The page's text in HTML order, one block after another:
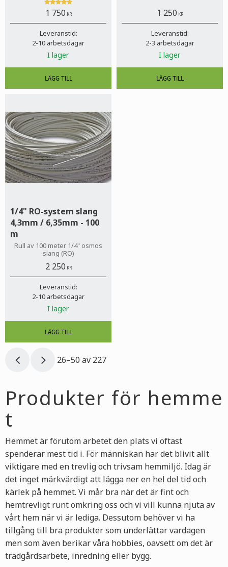
1 750 KR
Leveranstid:
2-10 arbetsdagar
I lager
aktiverat kolfilter
1 250 KR
Leveranstid:
2-3 arbetsdagar
I lager
1/4" RO-system slang
4,3mm / 6,35mm - 100
m
Rull av 100 meter 1/4" osmos
slang (RO)
2 250 KR
Leveranstid:
2-10 arbetsdagar
I lager
26–50 av 227
Produkter för hemme
t
Hemmet är förutom arbetet den plats vi oftast
spenderar mest tid i. För människan har det blivit allt
viktigare med en trevlig och trivsam hemmiljö. Idag är
det inget märkvärdigt att lägga ner en hel del tid och
kärlek på hemmet. Vi mår bra när det är fint och
hemtrevligt runt omkring oss och vi vill kunna njuta av
vårt hem när vi är lediga. Dessutom behöver vi ha
tillgång till bra produkter som underlättar vardagen
men som även berikar våra hobbies, oavsett om det är
trädgårdsarbete, inredning eller bygg.